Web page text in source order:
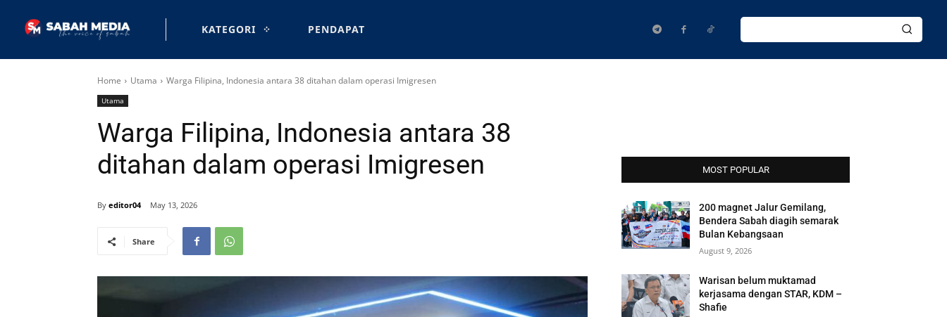
KATEGORI PENDAPAT
Home Utama Warga Filipina, Indonesia antara 38 ditahan dalam operasi Imigresen
Utama
Warga Filipina, Indonesia antara 38
ditahan dalam operasi Imigresen
By editor04 May 13, 2026
Share
MOST POPULAR
200 magnet Jalur Gemilang,
Bendera Sabah diagih semarak
Bulan Kebangsaan
August 9, 2026
Warisan belum muktamad
kerjasama dengan STAR, KDM –
Shafie